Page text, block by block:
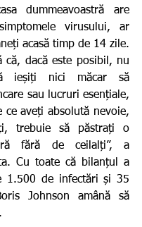
dummeavoastră are
virusului, ar
acasă timp de 14 zile.
că, dacă este posibil, nu
ieșiți nici măcar să
sau lucruri esențiale,
ce aveți absolută nevoie,
trebuie să păstrați o
fără de ceilalți”, a
Cu toate că bilanțul a
1.500 de infectări și 35
Johnson amână să